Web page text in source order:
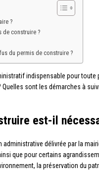
?
de construire ?
du permis de construire ?
indispensable pour
Quelles sont les démarches à
est-il
délivrée par la
que pour certains
la préservation du